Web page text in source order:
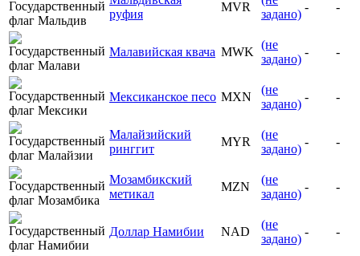
руфия
MVR
задано)
- -
Малавийская квача MWK
(не
задано)
- -
Мексиканское песо MXN
(не
задано)
- -
Малайзийский
ринггит
MYR
(не
задано)
- -
Мозамбикский
метикал
MZN
(не
задано)
- -
Доллар Намибии NAD
(не
задано)
- -